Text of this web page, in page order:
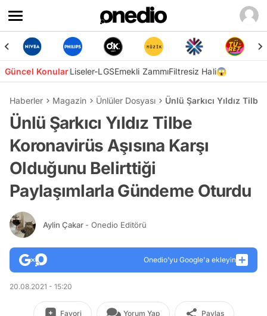
Güncel KonularLiseler-LGSEmekli ZammıFiltresiz Hali😱
Haberler Magazin Ünlüler Dosyası Ünlü Şarkıcı Yıldız
Ünlü Şarkıcı Yıldız Tilbe
Koronavirüs Aşısına Karşı
Olduğunu Belirttiği
Paylaşımlarla Gündeme Oturdu
Aylin Çakar - Onedio Editörü
Onedio’yu Google'a ekleyin
20.08.2021 - 15:20
Favori Yorum Yap Paylaş